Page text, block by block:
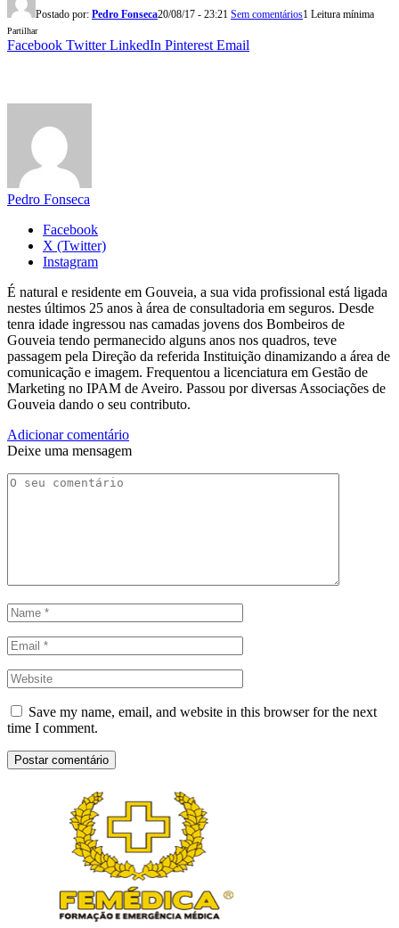
Postado por: Pedro Fonseca20/08/17 - 23:21 Sem comentários1 Leitura mínima
Partilhar
Facebook Twitter LinkedIn Pinterest Email
Pedro Fonseca
Facebook
X (Twitter)
Instagram
É natural e residente em Gouveia, a sua vida profissional está ligada
nestes últimos 25 anos à área de consultadoria em seguros. Desde
tenra idade ingressou nas camadas jovens dos Bombeiros de
Gouveia tendo permanecido alguns anos nos quadros, teve
passagem pela Direção da referida Instituição dinamizando a área de
comunicação e imagem. Frequentou a licenciatura em Gestão de
Marketing no IPAM de Aveiro. Passou por diversas Associações de
Gouveia dando o seu contributo.
Adicionar comentário
Deixe uma mensagem
Save my name, email, and website in this browser for the next
time I comment.